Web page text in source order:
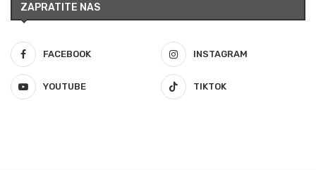
ZAPRATITE NAS
FACEBOOK INSTAGRAM
YOUTUBE TIKTOK